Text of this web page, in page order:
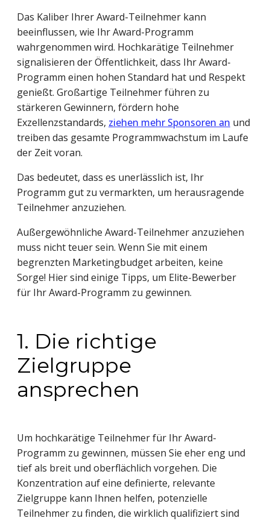
Das Kaliber Ihrer Award-Teilnehmer kann
beeinflussen, wie Ihr Award-Programm
wahrgenommen wird. Hochkarätige Teilnehmer
signalisieren der Öffentlichkeit, dass Ihr Award-
Programm einen hohen Standard hat und Respekt
genießt. Großartige Teilnehmer führen zu
stärkeren Gewinnern, fördern hohe
Exzellenzstandards, ziehen mehr Sponsoren an und
treiben das gesamte Programmwachstum im Laufe
der Zeit voran.
Das bedeutet, dass es unerlässlich ist, Ihr
Programm gut zu vermarkten, um herausragende
Teilnehmer anzuziehen.
Außergewöhnliche Award-Teilnehmer anzuziehen
muss nicht teuer sein. Wenn Sie mit einem
begrenzten Marketingbudget arbeiten, keine
Sorge! Hier sind einige Tipps, um Elite-Bewerber
für Ihr Award-Programm zu gewinnen.
1. Die richtige
Zielgruppe
ansprechen
Um hochkarätige Teilnehmer für Ihr Award-
Programm zu gewinnen, müssen Sie eher eng und
tief als breit und oberflächlich vorgehen. Die
Konzentration auf eine definierte, relevante
Zielgruppe kann Ihnen helfen, potenzielle
Teilnehmer zu finden, die wirklich qualifiziert sind